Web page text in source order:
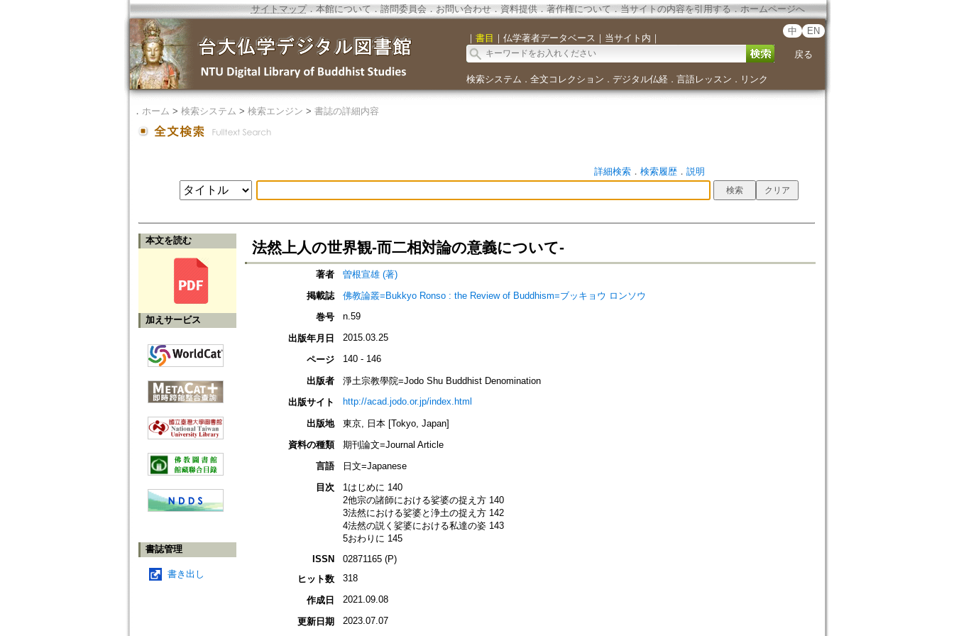
サイトマップ．本館について ． 諮問委員会． お問い合わせ． 資料提供． 著作権について．当サイトの内容を引用する ． ホームページへ
｜ 書目 ｜ 仏学著者データベース ｜ 当サイト内 ｜
中 EN
戻る
検索システム ． 全文コレクション ． デジタル仏経． 言語レッスン ． リンク
． ホーム > 検索システム > 検索エンジン > 書誌の詳細内容
詳細検索． 検索履歴． 説明
本文を読む
加えサービス
書誌管理
書き出し
法然上人の世界観-而二相対論の意義について-
著者
曽根宣雄 (著)
掲載誌
佛教論叢=Bukkyo Ronso : the Review of Buddhism=ブッキョウ ロンソウ
巻号
n.59
出版年月日 2015.03.25
ページ 140 - 146
出版者
淨土宗教學院=Jodo Shu Buddhist Denomination
出版サイト
http://acad.jodo.or.jp/index.html
出版地
東京, 日本 [Tokyo, Japan]
資料の種類
期刊論文=Journal Article
言語
日文=Japanese
目次
1はじめに 140
2他宗の諸師における娑婆の捉え方 140
3法然における娑婆と浄土の捉え方 142
4法然の説く娑婆における私達の姿 143
5おわりに 145
ISSN
02871165 (P)
ヒット数
318
作成日 2021.09.08
更新日期 2023.07.07